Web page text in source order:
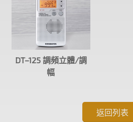
DT–125 調頻立體∕調
幅
返回列表